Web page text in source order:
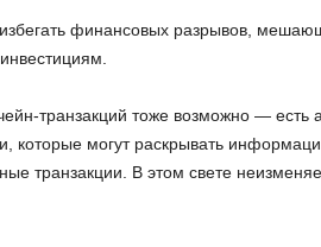
фи­нан­со­вых раз­ры­вов,
тран­зак­ций тоже воз­мож­но — есть
ко­то­рые могут рас­кры­вать
тран­зак­ции. В этом свете